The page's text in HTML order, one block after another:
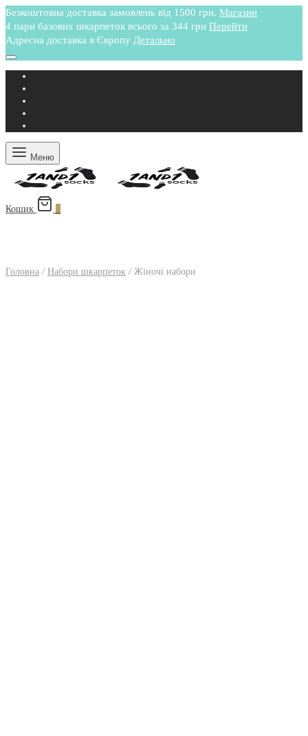
Безкоштовна доставка замовлень від 1500 грн. Магазин
4 пари базових шкарпеток всього за 344 грн Перейти
Адресна доставка в Європу Детально
Меню
Кошик
Головна / Набори шкарпеток /Жіночі набори